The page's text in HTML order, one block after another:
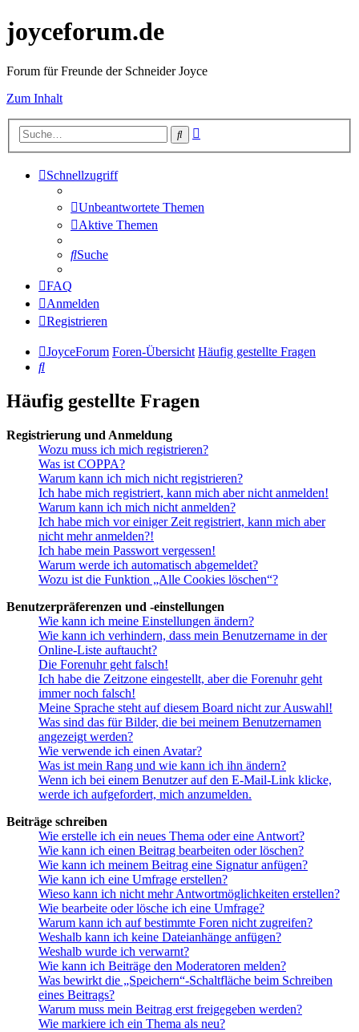
joyceforum.de
Forum für Freunde der Schneider Joyce
Zum Inhalt
Suche
Schnellzugriff
Unbeantwortete Themen
Aktive Themen
Suche
FAQ
Anmelden
Registrieren
JoyceForum Foren-Übersicht Häufig gestellte Fragen
Suche
Häufig gestellte Fragen
Registrierung und Anmeldung
Wozu muss ich mich registrieren?
Was ist COPPA?
Warum kann ich mich nicht registrieren?
Ich habe mich registriert, kann mich aber nicht anmelden!
Warum kann ich mich nicht anmelden?
Ich habe mich vor einiger Zeit registriert, kann mich aber
nicht mehr anmelden?!
Ich habe mein Passwort vergessen!
Warum werde ich automatisch abgemeldet?
Wozu ist die Funktion „Alle Cookies löschen“?
Benutzerpräferenzen und -einstellungen
Wie kann ich meine Einstellungen ändern?
Wie kann ich verhindern, dass mein Benutzername in der
Online-Liste auftaucht?
Die Forenuhr geht falsch!
Ich habe die Zeitzone eingestellt, aber die Forenuhr geht
immer noch falsch!
Meine Sprache steht auf diesem Board nicht zur Auswahl!
Was sind das für Bilder, die bei meinem Benutzernamen
angezeigt werden?
Wie verwende ich einen Avatar?
Was ist mein Rang und wie kann ich ihn ändern?
Wenn ich bei einem Benutzer auf den E-Mail-Link klicke,
werde ich aufgefordert, mich anzumelden.
Beiträge schreiben
Wie erstelle ich ein neues Thema oder eine Antwort?
Wie kann ich einen Beitrag bearbeiten oder löschen?
Wie kann ich meinem Beitrag eine Signatur anfügen?
Wie kann ich eine Umfrage erstellen?
Wieso kann ich nicht mehr Antwortmöglichkeiten erstellen?
Wie bearbeite oder lösche ich eine Umfrage?
Warum kann ich auf bestimmte Foren nicht zugreifen?
Weshalb kann ich keine Dateianhänge anfügen?
Weshalb wurde ich verwarnt?
Wie kann ich Beiträge den Moderatoren melden?
Was bewirkt die „Speichern“-Schaltfläche beim Schreiben
eines Beitrags?
Warum muss mein Beitrag erst freigegeben werden?
Wie markiere ich ein Thema als neu?